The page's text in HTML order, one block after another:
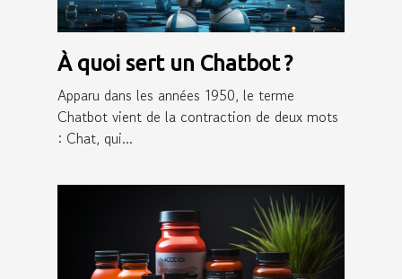
À quoi sert un Chatbot ?
Apparu dans les années 1950, le terme
Chatbot vient de la contraction de deux mots
: Chat, qui...